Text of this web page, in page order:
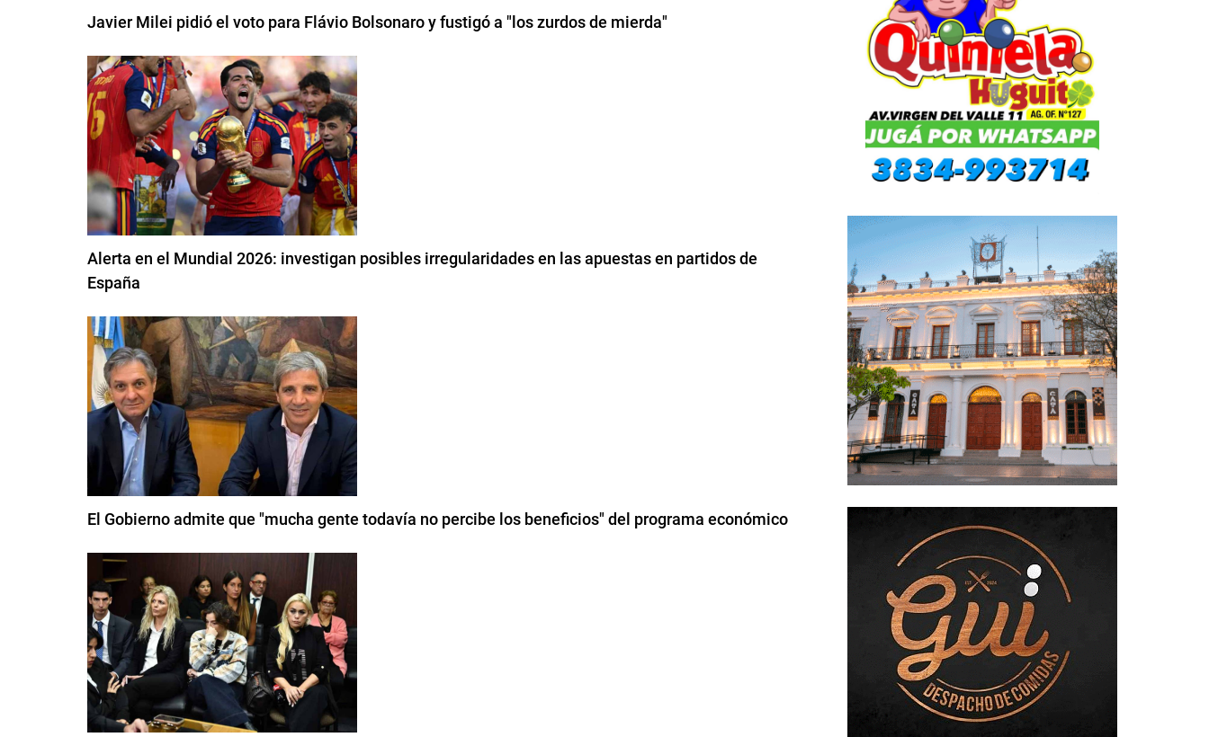
Javier Milei pidió el voto para Flávio Bolsonaro y fustigó a "los zurdos de mierda"
Alerta en el Mundial 2026: investigan posibles irregularidades en las apuestas en partidos de
España
El Gobierno admite que "mucha gente todavía no percibe los beneficios" del programa económico